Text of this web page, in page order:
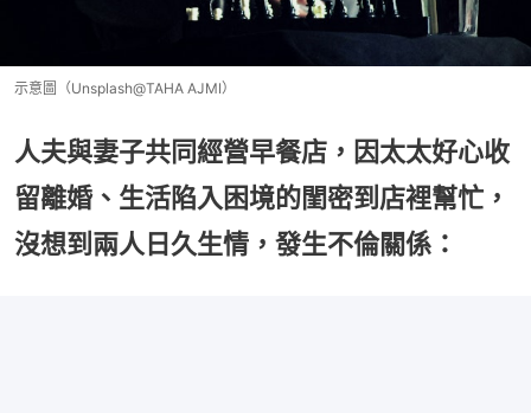
示意圖（Unsplash@TAHA AJMI）
人夫與妻子共同經營早餐店，因太太好心收
留離婚、生活陷入困境的閨密到店裡幫忙，
沒想到兩人日久生情，發生不倫關係：